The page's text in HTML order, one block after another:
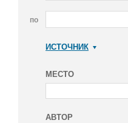
по
ИСТОЧНИК
МЕСТО
АВТОР